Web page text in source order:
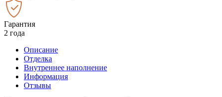
Гарантия
2 года
Описание
Отделка
Внутреннее наполнение
Информация
Отзывы